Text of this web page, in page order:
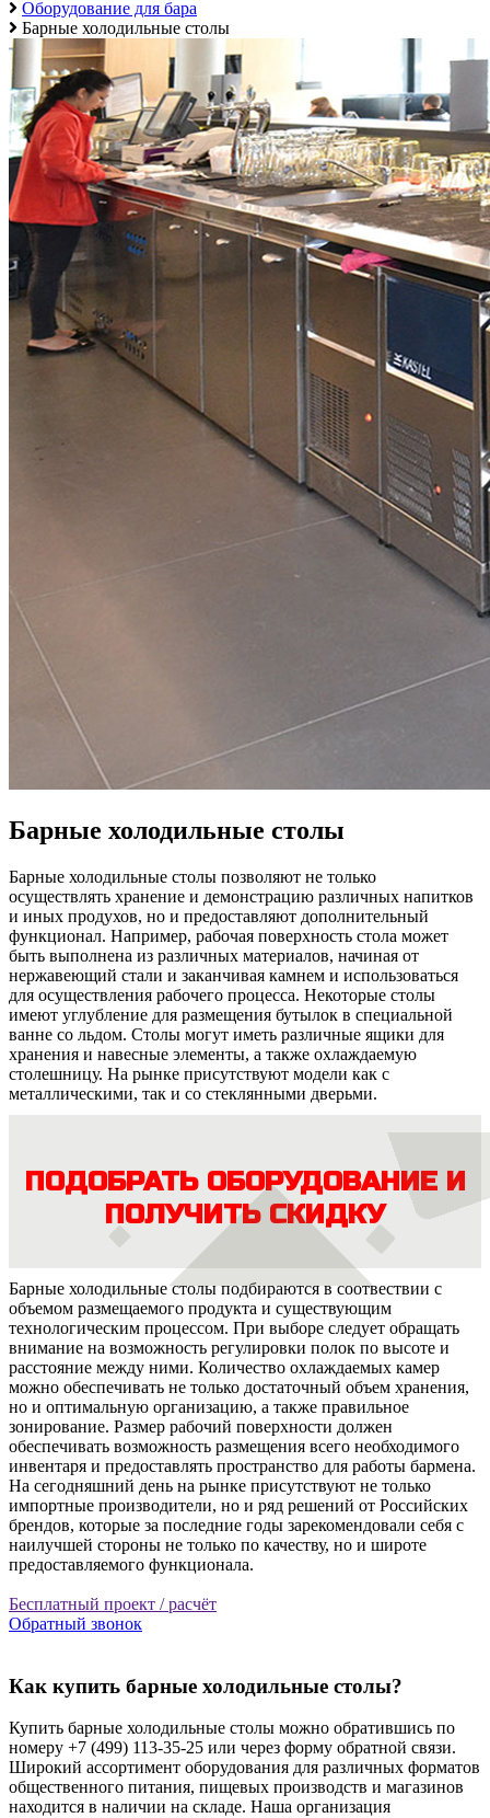
Оборудование для бара
Барные холодильные столы
Барные холодильные столы
Барные холодильные столы позволяют не только
осуществлять хранение и демонстрацию различных напитков
и иных продухов, но и предоставляют дополнительный
функционал. Например, рабочая поверхность стола может
быть выполнена из различных материалов, начиная от
нержавеющий стали и заканчивая камнем и использоваться
для осуществления рабочего процесса. Некоторые столы
имеют углубление для размещения бутылок в специальной
ванне со льдом. Столы могут иметь различные ящики для
хранения и навесные элементы, а также охлаждаемую
столешницу. На рынке присутствуют модели как с
металлическими, так и со стеклянными дверьми.
ПОДОБРАТЬ ОБОРУДОВАНИЕ И
ПОЛУЧИТЬ СКИДКУ
Барные холодильные столы подбираются в соотвествии с
объемом размещаемого продукта и существующим
технологическим процессом. При выборе следует обращать
внимание на возможность регулировки полок по высоте и
расстояние между ними. Количество охлаждаемых камер
можно обеспечивать не только достаточный объем хранения,
но и оптимальную организацию, а также правильное
зонирование. Размер рабочий поверхности должен
обеспечивать возможность размещения всего необходимого
инвентаря и предоставлять пространство для работы бармена.
На сегодняшний день на рынке присутствуют не только
импортные производители, но и ряд решений от Российских
брендов, которые за последние годы зарекомендовали себя с
наилучшей стороны не только по качеству, но и широте
предоставляемого функционала.
Бесплатный проект / расчёт
Обратный звонок
Как купить барные холодильные столы?
Купить барные холодильные столы можно обратившись по
номеру +7 (499) 113-35-25 или через форму обратной связи.
Широкий ассортимент оборудования для различных форматов
общественного питания, пищевых производств и магазинов
находится в наличии на складе. Наша организация